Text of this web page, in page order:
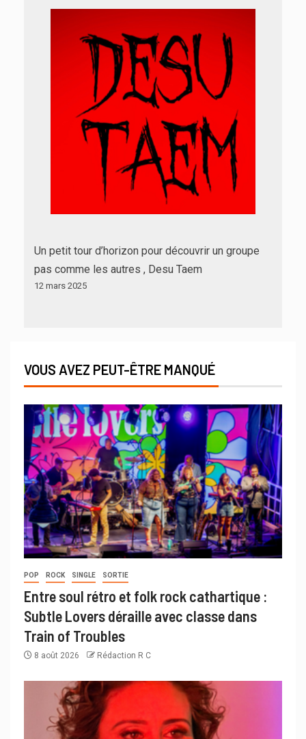
Un petit tour d’horizon pour découvrir un groupe
pas comme les autres , Desu Taem
12 mars 2025
VOUS AVEZ PEUT-ÊTRE MANQUÉ
POP ROCK SINGLE SORTIE
Entre soul rétro et folk rock cathartique :
Subtle Lovers déraille avec classe dans
Train of Troubles
8 août 2026 Rédaction R C